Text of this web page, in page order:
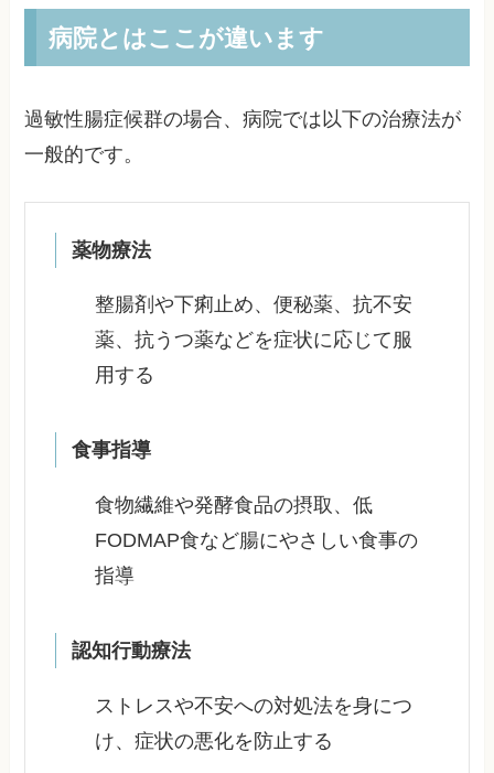
病院とはここが違います
過敏性腸症候群の場合、病院では以下の治療法が
一般的です。
薬物療法
整腸剤や下痢止め、便秘薬、抗不安
薬、抗うつ薬などを症状に応じて服
用する
食事指導
食物繊維や発酵食品の摂取、低
FODMAP食など腸にやさしい食事の
指導
認知行動療法
ストレスや不安への対処法を身につ
け、症状の悪化を防止する